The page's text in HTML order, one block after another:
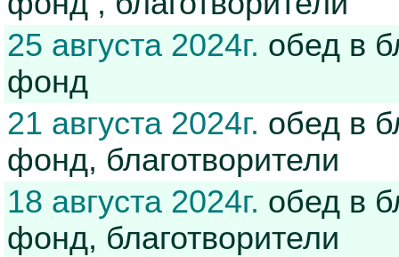
25 августа 2024г. обед в
фонд
21 августа 2024г. обед в
фонд, благотворители
18 августа 2024г. обед в
фонд, благотворители